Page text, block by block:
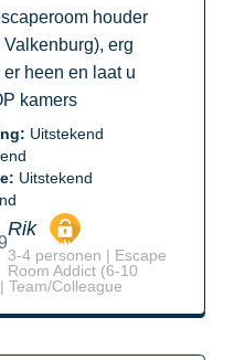
houder
erg
heen en laat u
kamers
Uitstekend
Uitstekend
Rik
3-4 personen | Escape
Room Addict (6-10
Team/Colleague